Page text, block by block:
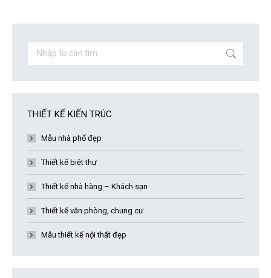
THIẾT KẾ KIẾN TRÚC
Mẫu nhà phố đẹp
Thiết kế biệt thự
Thiết kế nhà hàng – Khách sạn
Thiết kế văn phòng, chung cư
Mẫu thiết kế nội thất đẹp